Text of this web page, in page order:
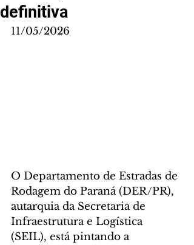
definitiva
11/05/2026
O Departamento de Estradas de
Rodagem do Paraná (DER/PR),
autarquia da Secretaria de
Infraestrutura e Logística
(SEIL), está pintando a